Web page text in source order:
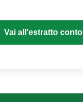
Vai all'estratto conto